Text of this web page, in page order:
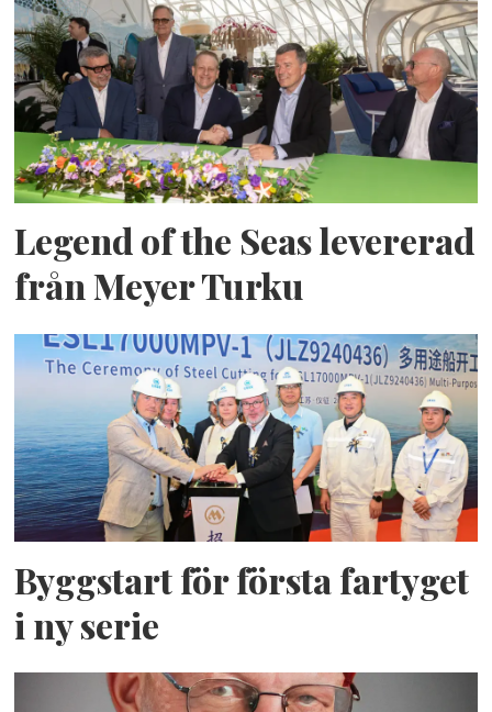
Legend of the Seas levererad
från Meyer Turku
Byggstart för första fartyget
i ny serie